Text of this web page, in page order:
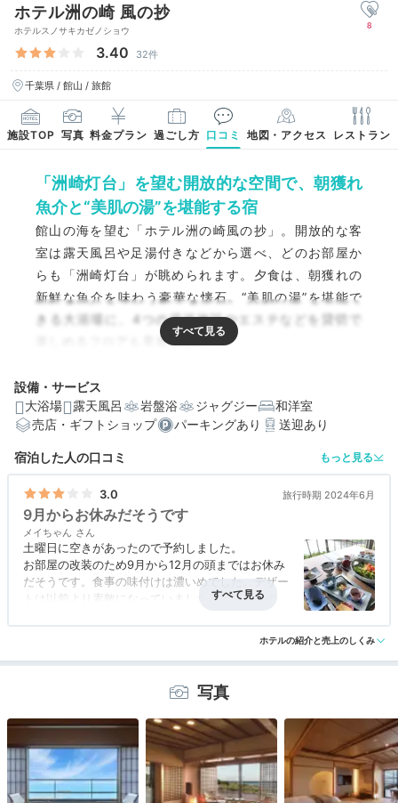
ホテル洲の崎 風の抄
ホテルスノサキカゼノショウ
3.40 32件
千葉県 / 館山 / 旅館
8
施設TOP 写真 料金プラン 過ごし方 口コミ 地図・アクセス レストラン
「洲崎灯台」を望む開放的な空間で、朝獲れ
魚介と“美肌の湯”を堪能する宿
館山の海を望む「ホテル洲の崎風の抄」。開放的な客
室は露天風呂や足湯付きなどから選べ、どのお部屋か
らも「洲崎灯台」が眺められます。夕食は、朝獲れの
新鮮な魚介を味わう豪華な懐石。“美肌の湯”を堪能で
きる大浴場に、4つの温浴施設やエステなどを貸切で
楽しめるフロアも見逃せません。
編集部おすすめの３つのポイント
露天風呂や足湯付きも。灯台と海を見渡す開放感抜群の
客室
豪華すぎる海の幸をたっぷりいただく、個室or部屋食の
夕食
絶景を望む2つの大浴場や貸切施設で、”美肌の湯”を堪能
設備・サービス
大浴場
露天風呂 岩盤浴 ジャグジー
和洋室
売店・ギフトショップ
パーキングあり 送迎あり
宿泊した人の口コミ もっと見る
3.0 旅行時期 2024年6月
9月からお休みだそうです
メイちゃん
土曜日に空きがあったので予約しました。
お部屋の改装のため9月から12月の頭まではお休み
だそうです。食事の味付けは濃いめでした。デザー
トは以前より素敵になっていました。今回、枕の匂
ホテルの紹介と売上のしくみ
写真